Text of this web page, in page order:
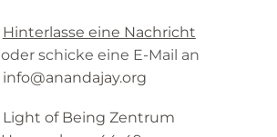
Hinterlasse eine Nachricht
oder schicke eine E-Mail an
info@anandajay.org
Light of Being Zentrum